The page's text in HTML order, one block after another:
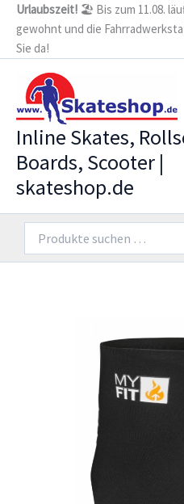
Zum
Inhalt
springen
Urlaubszeit! 🏖️ Bis zum 11.08.
gewohnt und die
Sie da!
Inline Skates,
Boards, Scooter |
skateshop.de
nach: